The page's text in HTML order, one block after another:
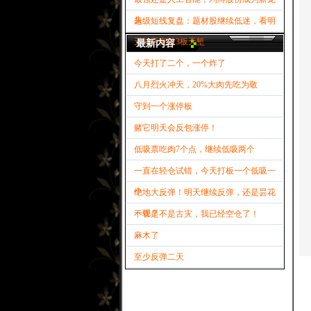
头
超级短线复盘：题材股继续低迷，看明
天能否突破3板天堑
最新内容
今天打了二个，一个炸了
八月烈火冲天，20%大肉先吃为敬
守到一个涨停板
赌它明天会反包涨停！
低吸票吃肉7个点，继续低吸两个
一直在轻仓试错，今天打板一个低吸一
个
绝地大反弹！明天继续反弹，还是昙花
一现？
不管是不是古灾，我已经空仓了！
麻木了
至少反弹二天